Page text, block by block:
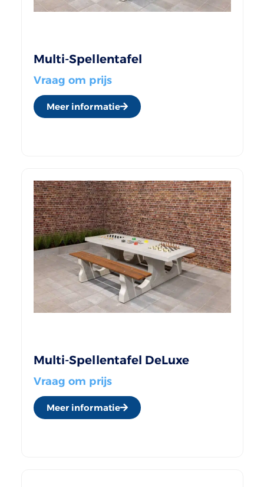
Multi-Spellentafel
Vraag om prijs
Meer informatie
Multi-Spellentafel DeLuxe
Vraag om prijs
Meer informatie